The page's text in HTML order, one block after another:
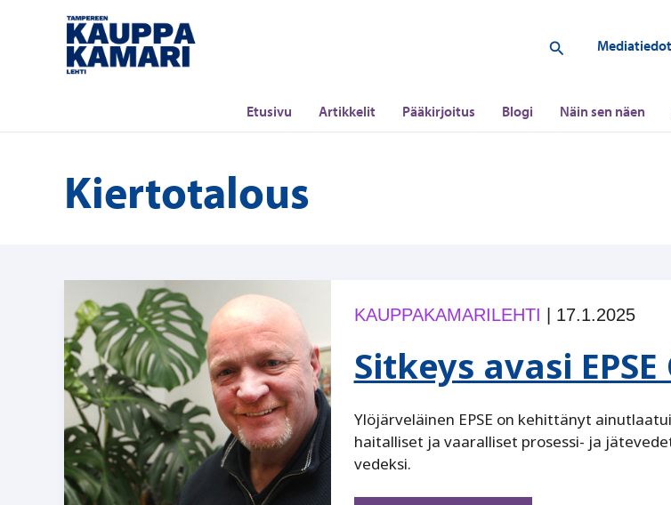
Hae Mediatiedot
Etusivu Artikkelit Pääkirjoitus Blogi Näin sen näen
Kiertotalous
KAUPPAKAMARILEHTI 17.1.2025
Sitkeys avasi
Ylöjärveläinen EPSE on kehittänyt
haitalliset ja vaaralliset prosessi- ja
vedeksi.